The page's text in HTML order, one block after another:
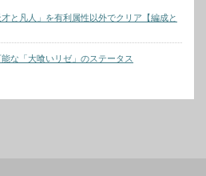
才と凡人」を有利属性以外でクリア【編成と
な「大喰いリゼ」のステータス